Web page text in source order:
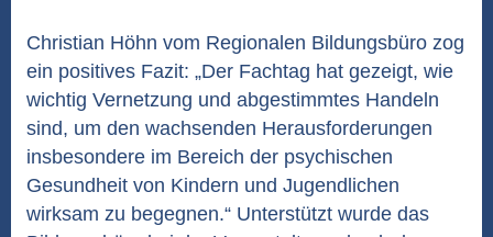
Christian Höhn vom Regionalen Bildungsbüro zog
ein positives Fazit: „Der Fachtag hat gezeigt, wie
wichtig Vernetzung und abgestimmtes Handeln
sind, um den wachsenden Herausforderungen
insbesondere im Bereich der psychischen
Gesundheit von Kindern und Jugendlichen
wirksam zu begegnen.“ Unterstützt wurde das